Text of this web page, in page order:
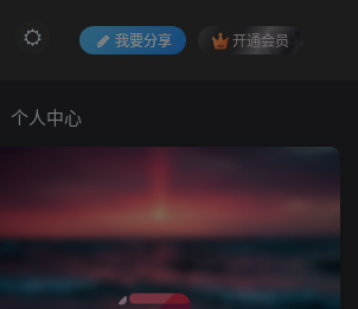
我要分享 开通会员
个人中心